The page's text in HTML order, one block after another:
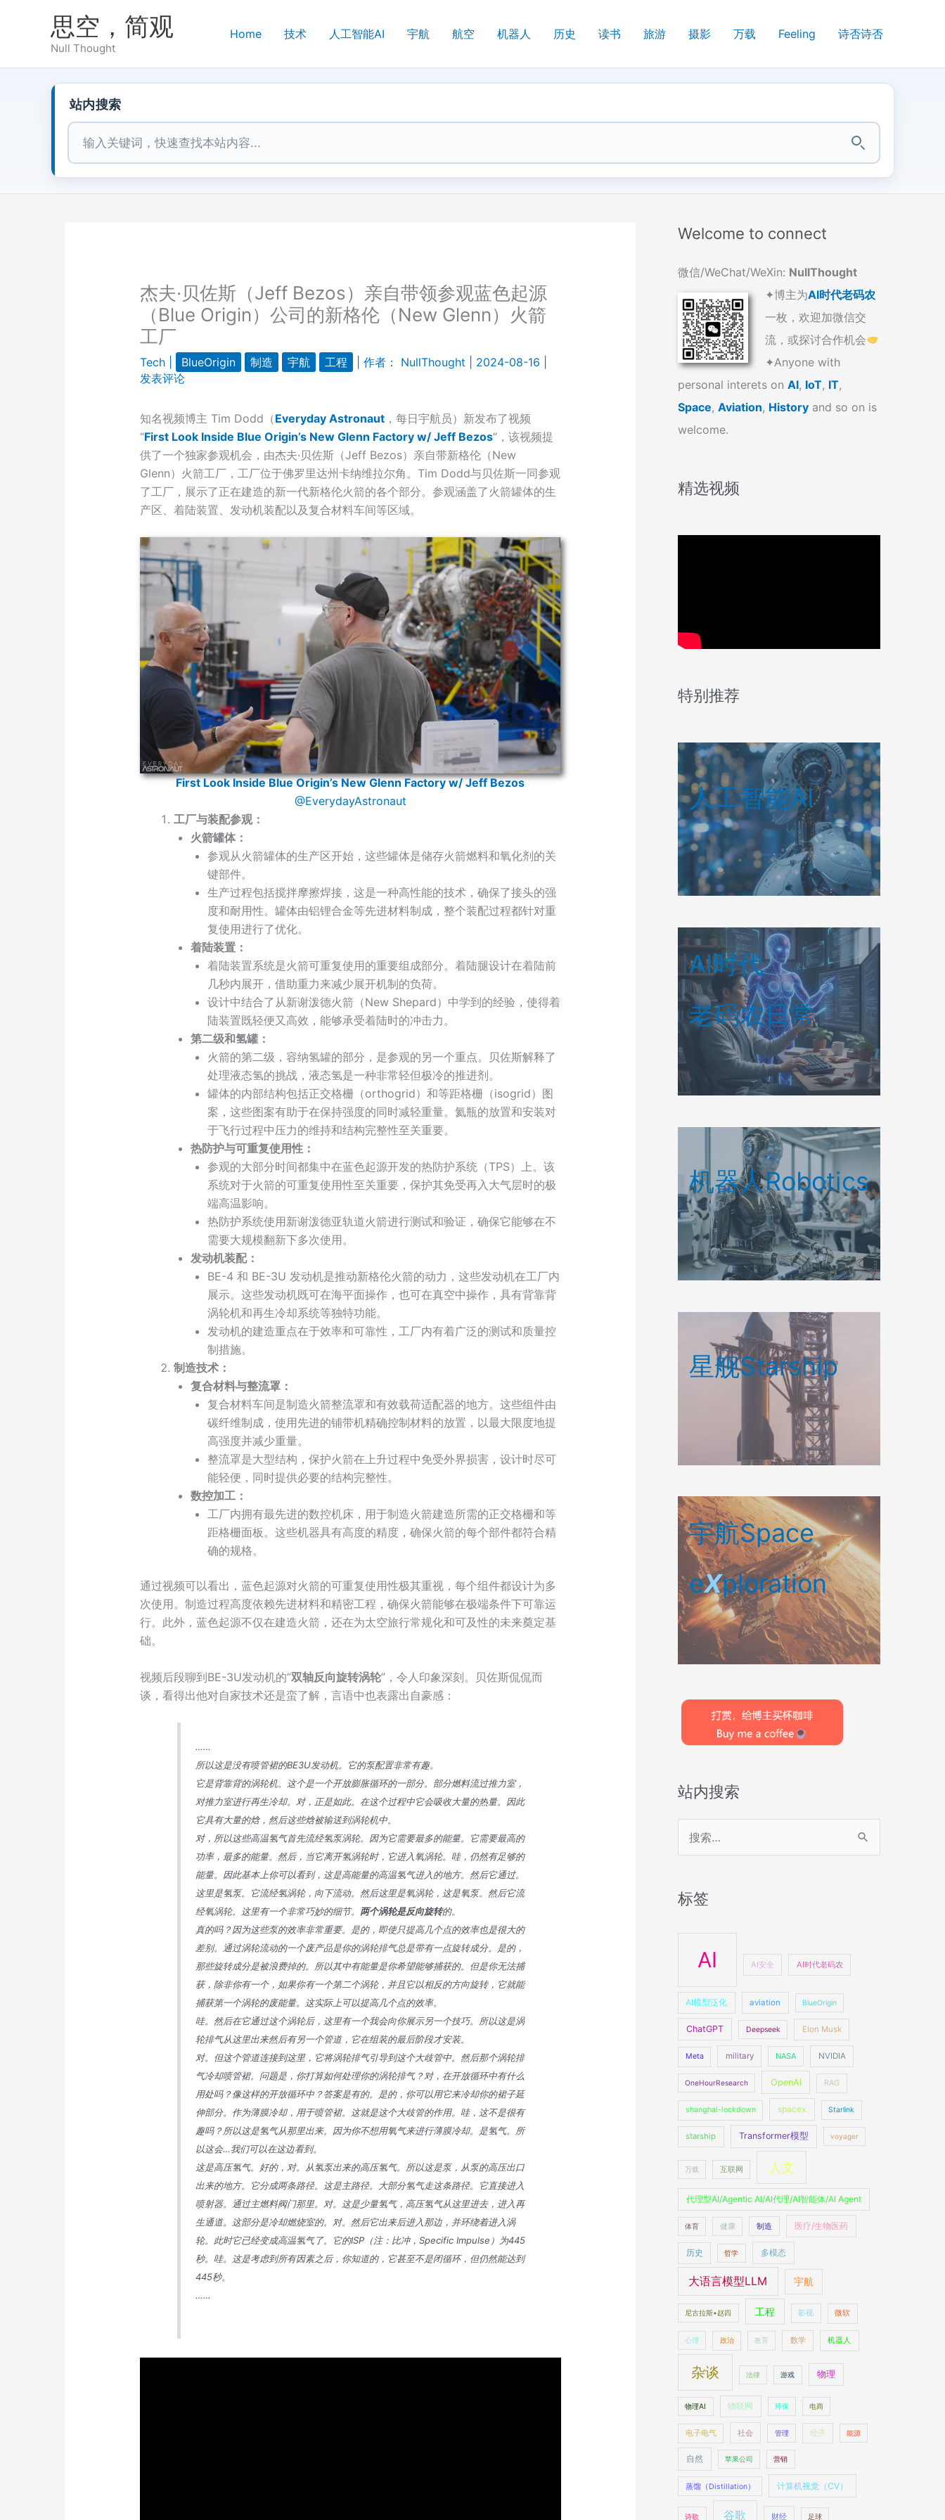
思空，简观
Null Thought
Home 技术 人工智能AI 宇航 航空 机器人 历史 读书 旅游 摄影 万载 Feeling 诗否诗否
站内搜索
站内搜索
杰夫·贝佐斯（Jeff Bezos）亲自带领参观蓝色起源
（Blue Origin）公司的新格伦（New Glenn）火箭
工厂
Tech| BlueOrigin 制造 宇航 工程 | 作者： NullThought 2024-08-16
发表评论
知名视频博主 Tim Dodd（Everyday Astronaut，每日宇航员）新发布了视频
“First Look Inside Blue Origin’s New Glenn Factory w/ Jeff Bezos“，该视频提
供了一个独家参观机会，由杰夫·贝佐斯（Jeff Bezos）亲自带新格伦（New
Glenn）火箭工厂，工厂位于佛罗里达州卡纳维拉尔角。Tim Dodd与贝佐斯一同参观
了工厂，展示了正在建造的新一代新格伦火箭的各个部分。参观涵盖了火箭罐体的生
产区、着陆装置、发动机装配以及复合材料车间等区域。
First Look Inside Blue Origin’s New Glenn Factory w/ Jeff Bezos
@EverydayAstronaut
工厂与装配参观：
火箭罐体：
参观从火箭罐体的生产区开始，这些罐体是储存火箭燃料和氧化剂的关
键部件。
生产过程包括搅拌摩擦焊接，这是一种高性能的技术，确保了接头的强
度和耐用性。罐体由铝锂合金等先进材料制成，整个装配过程都针对重
复使用进行了优化。
着陆装置：
着陆装置系统是火箭可重复使用的重要组成部分。着陆腿设计在着陆前
几秒内展开，借助重力来减少展开机制的负荷。
设计中结合了从新谢泼德火箭（New Shepard）中学到的经验，使得着
陆装置既轻便又高效，能够承受着陆时的冲击力。
第二级和氢罐：
火箭的第二级，容纳氢罐的部分，是参观的另一个重点。贝佐斯解释了
处理液态氢的挑战，液态氢是一种非常轻但极冷的推进剂。
罐体的内部结构包括正交格栅（orthogrid）和等距格栅（isogrid）图
案，这些图案有助于在保持强度的同时减轻重量。氦瓶的放置和安装对
于飞行过程中压力的维持和结构完整性至关重要。
热防护与可重复使用性：
参观的大部分时间都集中在蓝色起源开发的热防护系统（TPS）上。该
系统对于火箭的可重复使用性至关重要，保护其免受再入大气层时的极
端高温影响。
热防护系统使用新谢泼德亚轨道火箭进行测试和验证，确保它能够在不
需要大规模翻新下多次使用。
发动机装配：
BE-4 和 BE-3U 发动机是推动新格伦火箭的动力，这些发动机在工厂内
展示。这些发动机既可在海平面操作，也可在真空中操作，具有背靠背
涡轮机和再生冷却系统等独特功能。
发动机的建造重点在于效率和可靠性，工厂内有着广泛的测试和质量控
制措施。
制造技术：
复合材料与整流罩：
复合材料车间是制造火箭整流罩和有效载荷适配器的地方。这些组件由
碳纤维制成，使用先进的铺带机精确控制材料的放置，以最大限度地提
高强度并减少重量。
整流罩是大型结构，保护火箭在上升过程中免受外界损害，设计时尽可
能轻便，同时提供必要的结构完整性。
数控加工：
工厂内拥有最先进的数控机床，用于制造火箭建造所需的正交格栅和等
距格栅面板。这些机器具有高度的精度，确保火箭的每个部件都符合精
确的规格。
通过视频可以看出，蓝色起源对火箭的可重复使用性极其重视，每个组件都设计为多
次使用。制造过程高度依赖先进材料和精密工程，确保火箭能够在极端条件下可靠运
行。此外，蓝色起源不仅在建造火箭，还在为太空旅行常规化和可及性的未来奠定基
础。
视频后段聊到BE-3U发动机的“双轴反向旋转涡轮”，令人印象深刻。贝佐斯侃侃而
谈，看得出他对自家技术还是蛮了解，言语中也表露出自豪感：
……
所以这是没有喷管裙的BE3U发动机。它的泵配置非常有趣。
它是背靠背的涡轮机。这个是一个开放膨胀循环的一部分。部分燃料流过推力室，
对推力室进行再生冷却。对，正是如此。在这个过程中它会吸收大量的热量。因此
它具有大量的焓，然后这些焓被输送到涡轮机中。
对，所以这些高温氢气首先流经氢泵涡轮。因为它需要最多的能量。它需要最高的
功率，最多的能量。然后，当它离开氢涡轮时，它进入氧涡轮。哇，仍然有足够的
能量。因此基本上你可以看到，这是高能量的高温氢气进入的地方。然后它通过。
这里是氢泵。它流经氢涡轮，向下流动。然后这里是氧涡轮，这是氧泵。然后它流
经氧涡轮。这里有一个非常巧妙的细节。 两个涡轮是反向旋转的。
真的吗？因为这些泵的效率非常重要。是的，即使只提高几个点的效率也是很大的
差别。通过涡轮流动的一个废产品是你的涡轮排气总是带有一点旋转成分。是的，
那些旋转成分是被浪费掉的。所以其中有能量是你希望能够捕获的。但是你无法捕
获，除非你有一个，如果你有一个第二个涡轮，并且它以相反的方向旋转，它就能
捕获第一个涡轮的废能量。这实际上可以提高几个点的效率。
哇。然后在它通过这个涡轮后，这里有一个我会向你展示另一个技巧。所以这是涡
轮排气从这里出来然后有另一个管道，它在组装的最后阶段才安装。
对。但这个管道连接到这里，它将涡轮排气引导到这个大歧管中。然后那个涡轮排
气冷却喷管裙。问题是，你打算如何处理你的涡轮排气？对，在开放循环中有什么
用处吗？像这样的开放循环中？答案是有的。是的，你可以用它来冷却你的裙子延
伸部分。作为薄膜冷却，用于喷管裙。这就是这个大歧管的作用。哇，这不是很有
趣吗？所以这是氢气从那里出来。因为你不想用氧气来进行薄膜冷却。是氢气。所
以这会…我们可以在这边看到。
这是高压氢气。好的，对。从氢泵出来的高压氢气。所以这是泵，从泵的高压出口
出来的地方。它分成两条路径。这是主路径。大部分氢气走这条路径。它直接进入
喷射器。通过主燃料阀门那里。对。这是少量氢气，高压氢气从这里进去，进入再
生通道。这部分是冷却燃烧室的。对。然后它出来后进入那边，并环绕着进入涡
轮。此时它已经变成高温氢气了。它的ISP（注：比冲，Specific Impulse）为445
秒。哇。这是考虑到所有因素之后，你知道的，它甚至不是闭循环，但仍然能达到
445秒。
……
Welcome to connect
微信/WeChat/WeXin: NullThought
✦博主为AI时代老码农
一枚，欢迎加微信交
流，或探讨合作机会
✦Anyone with
personal interets on AI, IoT, IT,
Space, Aviation, History and so on is
welcome.
精选视频
特别推荐
人工智能AI
AI时代
老码农日常
机器人Robotics
星舰Starship
宇航Space
eXploration
站内搜索
索
标签
AI AI安全 AI时代老码农
AI模型泛化 aviation BlueOrigin
ChatGPT Deepseek Elon Musk
Meta military NASA NVIDIA
OneHourResearch OpenAI RAG
shanghai-lockdown spacex Starlink
starship Transformer模型 voyager
万载 互联网 人文
代理型AI/Agentic AI/AI代理/AI智能体/AI Agent
体育 健康 制造 医疗/生物医药
历史 哲学 多模态
大语言模型LLM 宇航
尼古拉斯•赵四 工程 影视 微软
心理 政治 教育 数学 机器人
杂谈 法律 游戏 物理
物理AI 物联网 环保 电商
电子电气 社会 管理 经济 能源
自然 苹果公司 营销
蒸馏（Distillation） 计算机视觉（CV）
诗歌 谷歌 财经 足球